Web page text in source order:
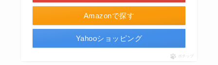
Amazonで探す
Yahooショッピング
ポチップ